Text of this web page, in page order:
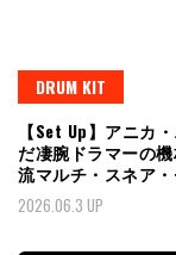
DRUM KIT
【Set Up】アニカ
だ凄腕ドラマーの
流マルチ・スネア
2026.06.3 UP